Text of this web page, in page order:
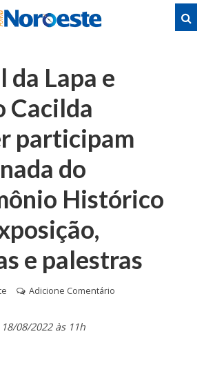
da Lapa e
Cacilda
participam
do
Histórico
e palestras
Adicione Comentário
08/2022 às 11h